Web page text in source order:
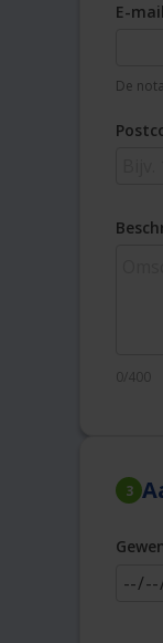
E-
De
0/400
3